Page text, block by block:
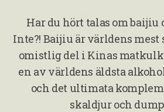
Har du hört talas om baijiu
Inte?! Baijiu är världens mest
omistlig del i Kinas
en av världens äldsta
och det ultimata
skaldjur och